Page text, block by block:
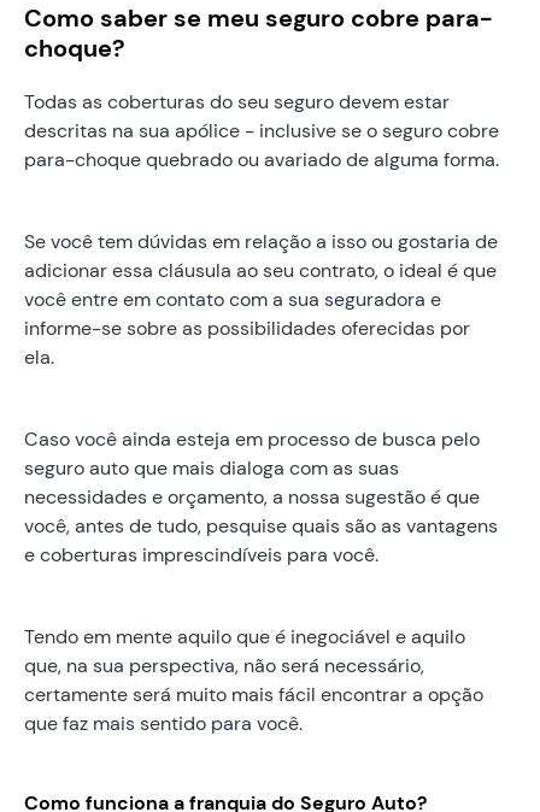
Como saber se meu seguro cobre para-
choque?
Todas as coberturas do seu seguro devem estar
descritas na sua apólice - inclusive se o seguro cobre
para-choque quebrado ou avariado de alguma forma.
Se você tem dúvidas em relação a isso ou gostaria de
adicionar essa cláusula ao seu contrato, o ideal é que
você entre em contato com a sua seguradora e
informe-se sobre as possibilidades oferecidas por
ela.
Caso você ainda esteja em processo de busca pelo
seguro auto que mais dialoga com as suas
necessidades e orçamento, a nossa sugestão é que
você, antes de tudo, pesquise quais são as vantagens
e coberturas imprescindíveis para você.
Tendo em mente aquilo que é inegociável e aquilo
que, na sua perspectiva, não será necessário,
certamente será muito mais fácil encontrar a opção
que faz mais sentido para você.
Como funciona a franquia do Seguro Auto?